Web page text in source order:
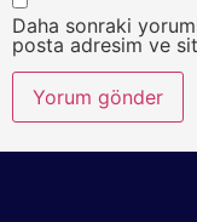
Daha sonraki
posta adresim ve